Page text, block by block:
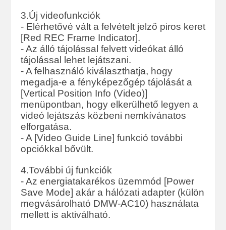
3.Új videofunkciók
- Elérhetővé vált a felvételt jelző piros keret
[Red REC Frame Indicator].
- Az álló tájolással felvett videókat álló
tájolással lehet lejátszani.
- A felhasználó kiválaszthatja, hogy
megadja-e a fényképezőgép tájolását a
[Vertical Position Info (Video)]
menüpontban, hogy elkerülhető legyen a
videó lejátszás közbeni nemkívánatos
elforgatása.
- A [Video Guide Line] funkció további
opciókkal bővült.
4.További új funkciók
- Az energiatakarékos üzemmód [Power
Save Mode] akár a hálózati adapter (külön
megvásárolható DMW-AC10) használata
mellett is aktiválható.